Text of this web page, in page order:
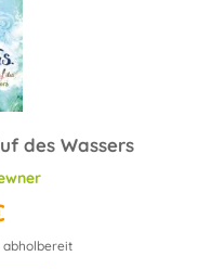
des Wassers